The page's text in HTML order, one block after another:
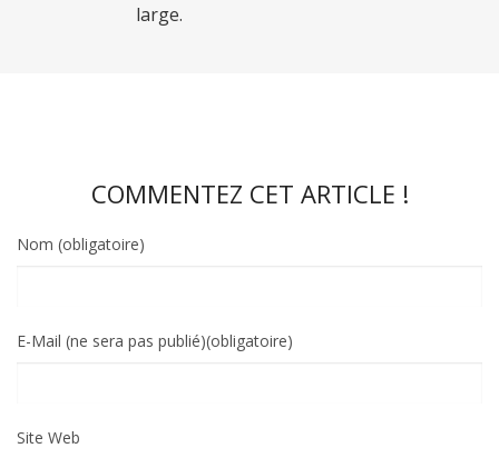
large.
COMMENTEZ CET ARTICLE !
Nom (obligatoire)
E-Mail (ne sera pas publié)(obligatoire)
Site Web